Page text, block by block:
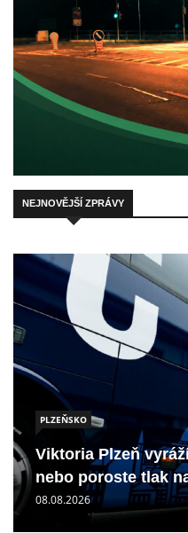
NEJNOVĚJŠÍ ZPRÁVY
PLZEŇSKO
Viktoria Plzeň
nebo poroste tlak
08.08.2026